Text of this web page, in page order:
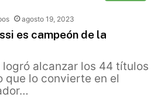
agosto 19, 2023
es campeón de la
alcanzar los 44 títulos
que lo convierte en el